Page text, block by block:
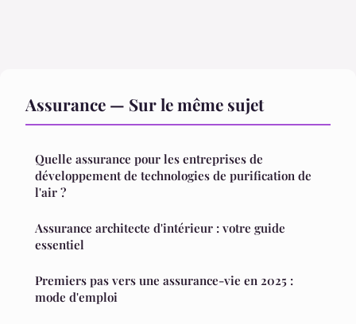
Assurance — Sur le même sujet
Quelle assurance pour les entreprises de
développement de technologies de purification de
l'air ?
Assurance architecte d'intérieur : votre guide
essentiel
Premiers pas vers une assurance-vie en 2025 :
mode d'emploi